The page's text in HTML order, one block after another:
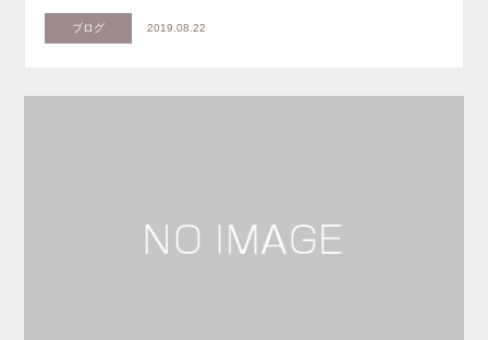
ブログ 2019.08.22